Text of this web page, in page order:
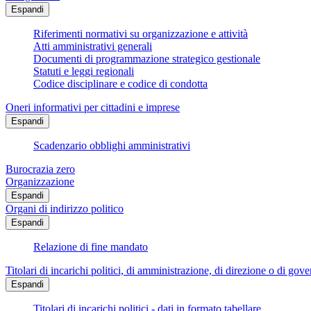
Espandi
Riferimenti normativi su organizzazione e attività
Atti amministrativi generali
Documenti di programmazione strategico gestionale
Statuti e leggi regionali
Codice disciplinare e codice di condotta
Oneri informativi per cittadini e imprese
Espandi
Scadenzario obblighi amministrativi
Burocrazia zero
Organizzazione
Espandi
Organi di indirizzo politico
Espandi
Relazione di fine mandato
Titolari di incarichi politici, di amministrazione, di direzione o di
Espandi
Titolari di incarichi politici - dati in formato tabellare